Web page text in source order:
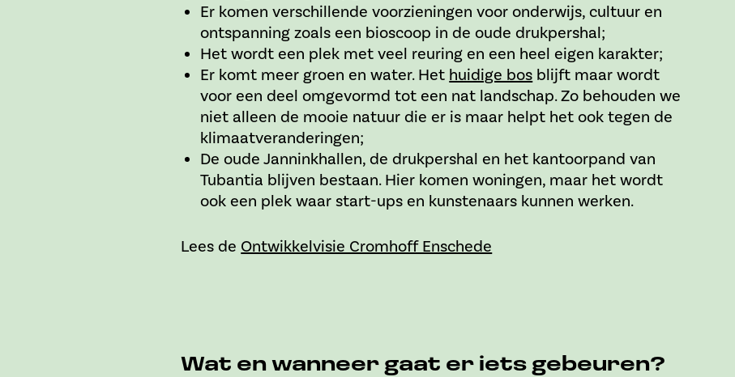
Er komen verschillende voorzieningen voor onderwijs, cultuur en
ontspanning zoals een bioscoop in de oude drukpershal;
Het wordt een plek met veel reuring en een heel eigen karakter;
Er komt meer groen en water. Het huidige bos blijft maar wordt
voor een deel omgevormd tot een nat landschap. Zo behouden we
niet alleen de mooie natuur die er is maar helpt het ook tegen de
klimaatveranderingen;
De oude Janninkhallen, de drukpershal en het kantoorpand van
Tubantia blijven bestaan. Hier komen woningen, maar het wordt
ook een plek waar start-ups en kunstenaars kunnen werken.
Lees de Ontwikkelvisie Cromhoff Enschede
Wat en wanneer gaat er iets gebeuren?